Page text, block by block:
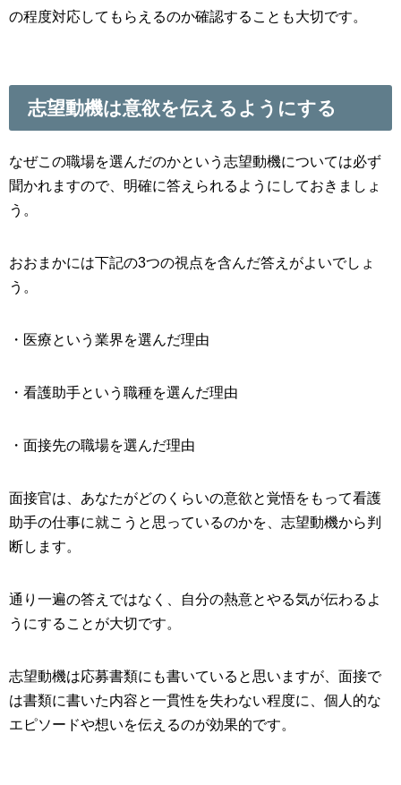
の程度対応してもらえるのか確認することも大切です。
志望動機は意欲を伝えるようにする
なぜこの職場を選んだのかという志望動機については必ず
聞かれますので、明確に答えられるようにしておきましょ
う。
おおまかには下記の3つの視点を含んだ答えがよいでしょ
う。
・医療という業界を選んだ理由
・看護助手という職種を選んだ理由
・面接先の職場を選んだ理由
面接官は、あなたがどのくらいの意欲と覚悟をもって看護
助手の仕事に就こうと思っているのかを、志望動機から判
断します。
通り一遍の答えではなく、自分の熱意とやる気が伝わるよ
うにすることが大切です。
志望動機は応募書類にも書いていると思いますが、面接で
は書類に書いた内容と一貫性を失わない程度に、個人的な
エピソードや想いを伝えるのが効果的です。